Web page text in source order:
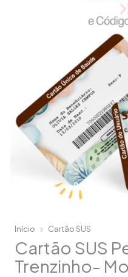
Início Cartão SUS
Cartão SUS
Trenzinho-